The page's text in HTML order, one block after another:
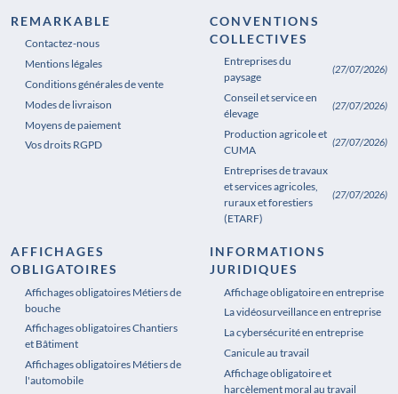
REMARKABLE
Contactez-nous
Mentions légales
Conditions générales de vente
Modes de livraison
Moyens de paiement
Vos droits RGPD
CONVENTIONS
COLLECTIVES
Entreprises du
paysage
(27/07/2026)
Conseil et service en
élevage
(27/07/2026)
Production agricole et
CUMA
(27/07/2026)
Entreprises de travaux
et services agricoles,
ruraux et forestiers
(ETARF)
(27/07/2026)
AFFICHAGES
OBLIGATOIRES
Affichages obligatoires Métiers de
bouche
Affichages obligatoires Chantiers
et Bâtiment
Affichages obligatoires Métiers de
l'automobile
Affichages obligatoires Pharmacie
INFORMATIONS
JURIDIQUES
Affichage obligatoire en entreprise
La vidéosurveillance en entreprise
La cybersécurité en entreprise
Canicule au travail
Affichage obligatoire et
harcèlement moral au travail